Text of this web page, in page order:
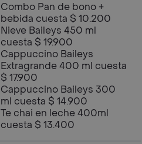
Combo Pan de bono +
bebida cuesta $ 10.200
Nieve Baileys 450 ml
cuesta $ 19.900
Cappuccino Baileys
Extragrande 400 ml cuesta
$ 17.900
Cappuccino Baileys 300
ml cuesta $ 14.900
Te chai en leche 400ml
cuesta $ 13.400